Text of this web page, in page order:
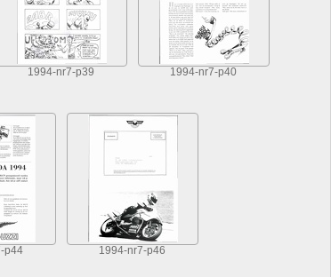
1994-nr7-p39 1994-nr7-p40
p44 1994-nr7-p46